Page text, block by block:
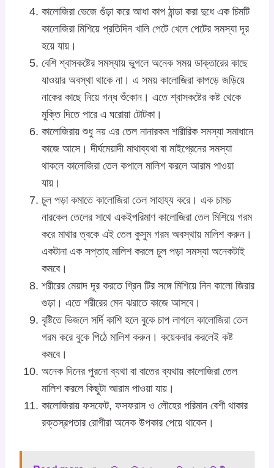
কালোজিরা ভেজে গুঁড়া করে আধা কাপ ঠান্ডা করা দুধে এক চিমটি
কালোজিরা মিশিয়ে প্রতিদিন খালি পেটে খেলে পেটের সমস্যা দূর
হয়ে যায়।
বেশি শ্বাসকষ্টের সমস্যায় ভুগলে অনেক সময় ডাক্তারের কাছে
যাওয়ার অবস্থা থাকে না। এ সময় কালোজিরা কাপড়ে জড়িয়ে
নাকের কাছে নিয়ে গন্ধ শুঁকোন। এতে শ্বাসকষ্টের কষ্ট থেকে
মুক্তি দিতে পারে এ ঘরোয়া টোটকা।
কালোজিরায় শুধু নয় এর তেল নানারকম শারীরিক সমস্যা সমাধানে
কাজে আসে। দীর্ঘমেয়াদী মাথাব্যথা বা মাইগ্রেনের সমস্যা
থাকলে কালোজিরা তেল কপালে মালিশ করলে আরাম পাওয়া
যায়।
চুল পড়া কমাতে কালোজিরা তেল সাহায্য করে। এক চামচ
নারকেল তেলের সাথে একইপরিমাণ কালোজিরা তেল মিশিয়ে গরম
করে মাথার ত্বকে এই তেল কুসুম গরম অবস্থায় মালিশ করুন।
একটানা এক সপ্তাহ মালিশ করলে চুল পড়া সমস্যা অনেকটাই
কমবে।
শরীরের মেয়াদ দূর করতে গ্রিন টির সঙ্গে মিশিয়ে নিন কালো জিরার
গুড়া। এতে শরীরের মেদ ঝরাতে কাজে আসবে।
বৃষ্টিতে ভিজলে সর্দি কাশি হলে বুকে চাপ লাগলে কালোজিরা তেল
গরম করে বুকে পিঠে মালিশ করুন। কয়েকবার করলেই কষ্ট
কমবে।
অনেক দিনের পুরনো ব্যথা বা বাতের ব্যথায় কালোজিরা তেল
মালিশ করলে কিছুটা আরাম পাওয়া যায়।
কালোজিরায় ফসফেট, ফসফরাস ও লৌহের পরিমান বেশী থাকার
রক্তস্বল্পতার রোগীরা অনেক উপকার পেয়ে থাকেন।